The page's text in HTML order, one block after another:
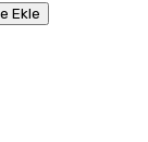
Ekle